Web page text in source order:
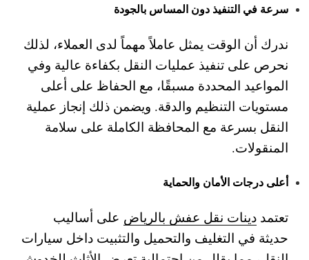
سرعة في التنفيذ دون المساس بالجودة
ندرك أن الوقت يمثل عاملاً مهماً لدى العملاء، لذلك
نحرص على تنفيذ عمليات النقل بكفاءة عالية وفي
المواعيد المحددة مسبقًا، مع الحفاظ على أعلى
مستويات التنظيم والدقة. ويضمن ذلك إنجاز عملية
النقل بسرعة مع المحافظة الكاملة على سلامة
المنقولات.
أعلى درجات الأمان والحماية
تعتمد دينات نقل عفش بالرياض على أساليب
حديثة في التغليف والتحميل والتثبيت داخل سيارات